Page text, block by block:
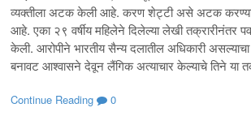
व्यक्तीला अटक केली आहे. करण शेट्टी असे अटक
आहे. एका २९ वर्षीय महिलेने दिलेल्या लेखी तक्रारीनंतर
केली. आरोपीने भारतीय सैन्य दलातील अधिकारी असल्याचा
बनावट आश्वासने देवून लैंगिक अत्याचार केल्याचे तिने या
Continue Reading 0